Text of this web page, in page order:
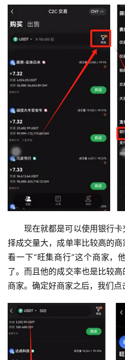
币
圈
新
行
情
分
现在就都是可以使用银行
择成交量大，成单率比较高的
看一下“旺集商行”这个商家，
了。而且他的成交率也是比较
商家。确定好商家之后，我们点